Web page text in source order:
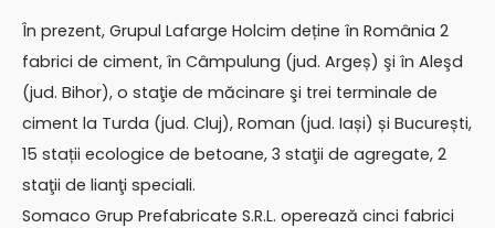
În prezent, Grupul Lafarge Holcim deține în România 2
fabrici de ciment, în Câmpulung (jud. Argeș) şi în Aleşd
(jud. Bihor), o staţie de măcinare şi trei terminale de
ciment la Turda (jud. Cluj), Roman (jud. Iași) și București,
15 stații ecologice de betoane, 3 staţii de agregate, 2
staţii de lianţi speciali.
Somaco Grup Prefabricate S.R.L. operează cinci fabrici